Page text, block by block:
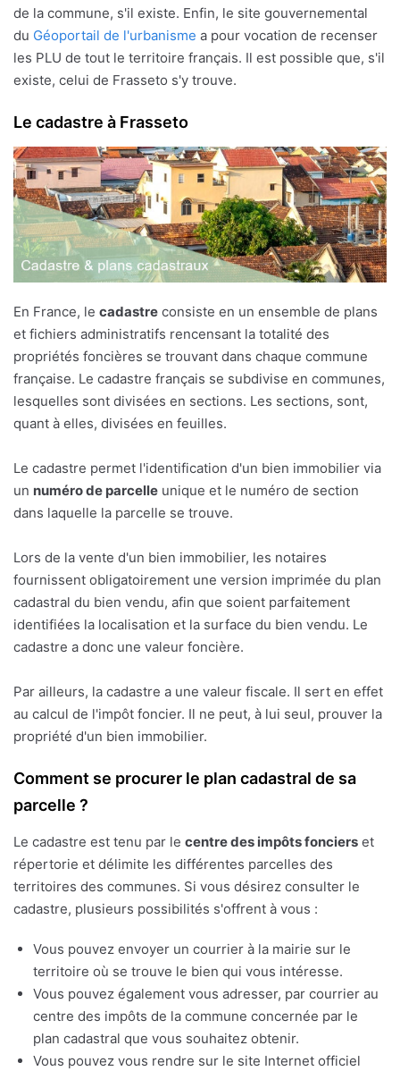
de la commune, s'il existe. Enfin, le site gouvernemental
du Géoportail de l'urbanisme a pour vocation de recenser
les PLU de tout le territoire français. Il est possible que, s'il
existe, celui de Frasseto s'y trouve.
Le cadastre à Frasseto
En France, le cadastre consiste en un ensemble de plans
et fichiers administratifs rencensant la totalité des
propriétés foncières se trouvant dans chaque commune
française. Le cadastre français se subdivise en communes,
lesquelles sont divisées en sections. Les sections, sont,
quant à elles, divisées en feuilles.
Le cadastre permet l'identification d'un bien immobilier via
un numéro de parcelle unique et le numéro de section
dans laquelle la parcelle se trouve.
Lors de la vente d'un bien immobilier, les notaires
fournissent obligatoirement une version imprimée du plan
cadastral du bien vendu, afin que soient parfaitement
identifiées la localisation et la surface du bien vendu. Le
cadastre a donc une valeur foncière.
Par ailleurs, la cadastre a une valeur fiscale. Il sert en effet
au calcul de l'impôt foncier. Il ne peut, à lui seul, prouver la
propriété d'un bien immobilier.
Comment se procurer le plan cadastral de sa
parcelle ?
Le cadastre est tenu par le centre des impôts fonciers et
répertorie et délimite les différentes parcelles des
territoires des communes. Si vous désirez consulter le
cadastre, plusieurs possibilités s'offrent à vous :
Vous pouvez envoyer un courrier à la mairie sur le
territoire où se trouve le bien qui vous intéresse.
Vous pouvez également vous adresser, par courrier au
centre des impôts de la commune concernée par le
plan cadastral que vous souhaitez obtenir.
Vous pouvez vous rendre sur le site Internet officiel